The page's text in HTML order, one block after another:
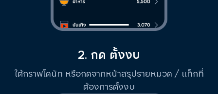
2. กด ตั้งงบ
ใต้กราฟโดนัท หรือกดจากหน้าสรุปรายหมวด / แท็กที่
ต้องการตั้งงบ